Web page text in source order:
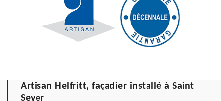
Artisan Helfritt, façadier installé à Saint
Sever